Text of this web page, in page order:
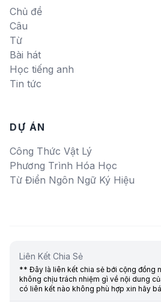
Chủ đề
Câu
Từ
Bài hát
Học tiếng anh
Tin tức
DỰ ÁN
Công Thức Vật Lý
Phương Trình Hóa Học
Từ Điển Ngôn Ngữ Ký Hiệu
Liên Kết Chia Sẻ
** Đây là liên kết chia sẻ bới cộng đồng
không chịu trách nhiệm gì về nội dung
có liên kết nào không phù hợp xin hãy